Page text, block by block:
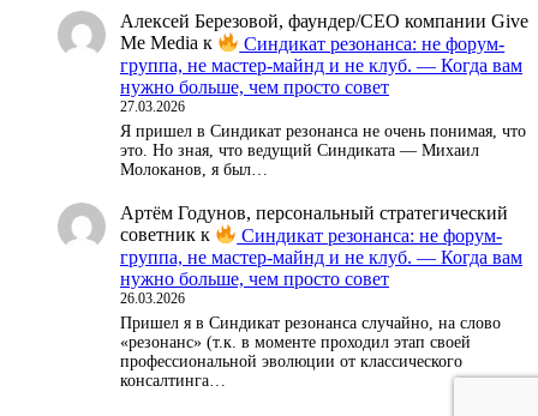
Алексей Березовой, фаундер/СЕО компании Give
Me Media к
Синдикат резонанса: не форум-
группа, не мастер-майнд и не клуб. — Когда вам
нужно больше, чем просто совет
27.03.2026
Я пришел в Синдикат резонанса не очень понимая, что
это. Но зная, что ведущий Синдиката — Михаил
Молоканов, я был…
Артём Годунов, персональный стратегический
советник к
Синдикат резонанса: не форум-
группа, не мастер-майнд и не клуб. — Когда вам
нужно больше, чем просто совет
26.03.2026
Пришел я в Синдикат резонанса случайно, на слово
«резонанс» (т.к. в моменте проходил этап своей
профессиональной эволюции от классического
консалтинга…